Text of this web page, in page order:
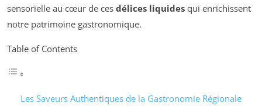
sensorielle au cœur de ces délices liquides qui enrichissent
notre patrimoine gastronomique.
Table of Contents
Les Saveurs Authentiques de la Gastronomie Régionale